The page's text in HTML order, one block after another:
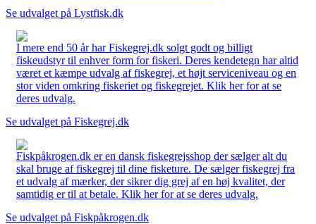
Se udvalget på Lystfisk.dk
I mere end 50 år har Fiskegrej.dk solgt godt og billigt
fiskeudstyr til enhver form for fiskeri. Deres kendetegn har altid
været et kæmpe udvalg af fiskegrej, et højt serviceniveau og en
stor viden omkring fiskeriet og fiskegrejet. Klik her for at se
deres udvalg.
Se udvalget på Fiskegrej.dk
Fiskpåkrogen.dk er en dansk fiskegrejsshop der sælger alt du
skal bruge af fiskegrej til dine fisketure. De sælger fiskegrej fra
et udvalg af mærker, der sikrer dig grej af en høj kvalitet, der
samtidig er til at betale. Klik her for at se deres udvalg.
Se udvalget på Fiskpåkrogen.dk